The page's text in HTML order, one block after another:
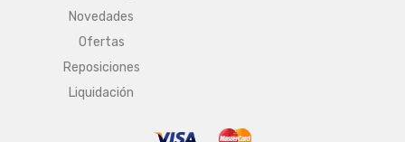
Novedades
Ofertas
Reposiciones
Liquidación